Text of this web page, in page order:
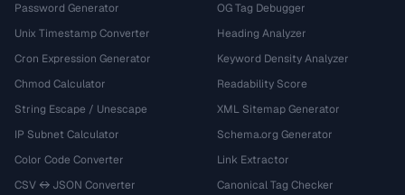
Password Generator
Unix Timestamp Converter
Cron Expression Generator
Chmod Calculator
String Escape / Unescape
IP Subnet Calculator
Color Code Converter
CSV ↔ JSON Converter
OG Tag Debugger
Heading Analyzer
Keyword Density Analyzer
Readability Score
XML Sitemap Generator
Schema.org Generator
Link Extractor
Canonical Tag Checker